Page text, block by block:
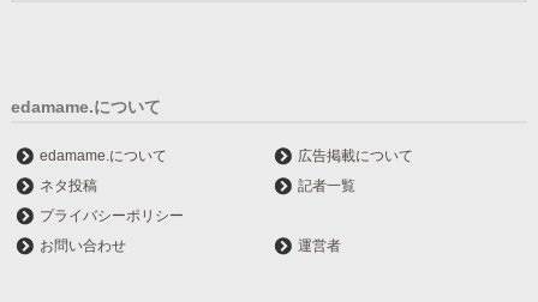
edamame.について
edamame.について
広告掲載について
ネタ投稿
記者一覧
プライバシーポリシー
お問い合わせ
運営者